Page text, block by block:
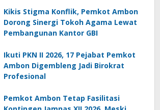
Kikis Stigma Konflik, Pemkot Ambon
Dorong Sinergi Tokoh Agama Lewat
Pembangunan Kantor GBI
Ikuti PKN II 2026, 17 Pejabat Pemkot
Ambon Digembleng Jadi Birokrat
Profesional
Pemkot Ambon Tetap Fasilitasi